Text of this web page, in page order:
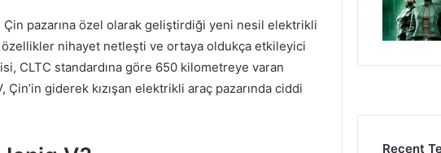
pazarına özel olarak geliştirdiği yeni nesil elektrikli
nihayet netleşti ve ortaya oldukça etkileyici
CLTC standardına göre 650 kilometreye varan
giderek kızışan elektrikli araç pazarında ciddi
Recent